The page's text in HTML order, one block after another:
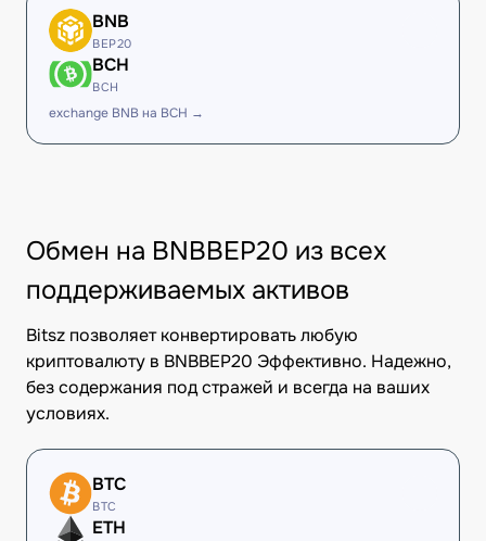
BNB
BEP20
BCH
BCH
exchange BNB на BCH →
Обмен на BNBBEP20 из всех
поддерживаемых активов
Bitsz позволяет конвертировать любую
криптовалюту в BNBBEP20 Эффективно. Надежно,
без содержания под стражей и всегда на ваших
условиях.
BTC
BTC
ETH